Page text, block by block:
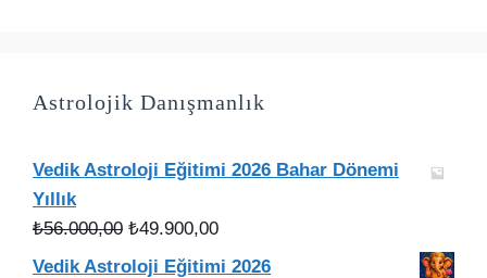
Astrolojik Danışmanlık
Vedik Astroloji Eğitimi 2026 Bahar Dönemi
Yıllık
₺56.000,00 Orijinal
fiyat:
₺49.900,00Şu
andaki
Vedik Astroloji Eğitimi 2026